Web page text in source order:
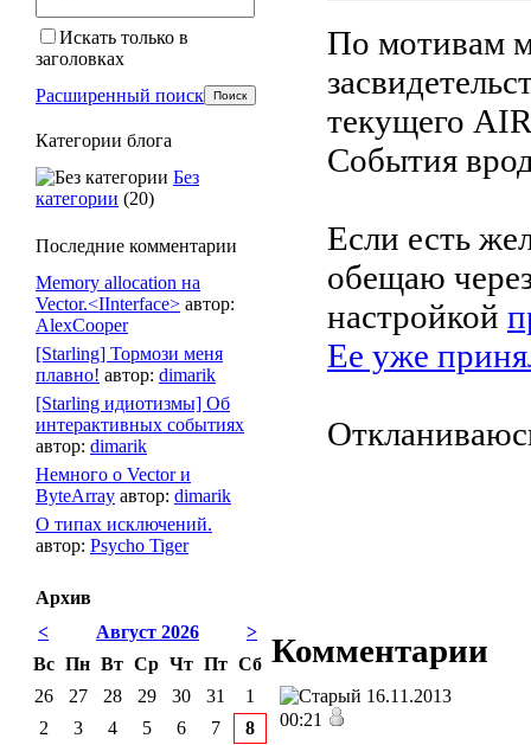
По мотивам
текущего
События
Если есть
обещаю
настройкой
Ее уже
Комментарии
16.11.2013
00:21
Искать только в
заголовках
Расширенный поиск
Категории блога
Без
категории (20)
Последние комментарии
Memory allocation на
Vector.<IInterface> автор:
AlexCooper
[Starling] Тормози меня
плавно! автор: dimarik
[Starling идиотизмы] Об
интерактивных событиях
автор: dimarik
Немного о Vector и
ByteArray автор: dimarik
О типах исключений.
автор: Psycho Tiger
Архив
<
>
Август 2026
Вс Пн Вт Ср Чт Пт Сб
26
27 28 29 30 31
1
2
3 4 5 6 7
8